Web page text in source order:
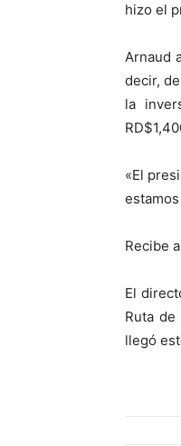
hizo el
Arnaud
decir,
la
«El
Recibe
El
Ruta
llegó